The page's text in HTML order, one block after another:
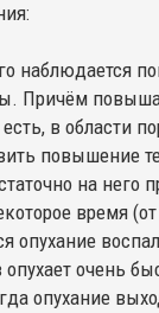
наблюдается
Причём
в области
повышение
на него
время
опухание
опухает очень
опухание